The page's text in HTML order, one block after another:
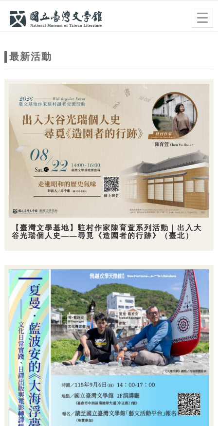
站最新活動
【臺灣文學基地】駐村作家陳育萱系列活動｜出入大
谷光瑞個人史——尋覓《造園者的行跡》（臺北）